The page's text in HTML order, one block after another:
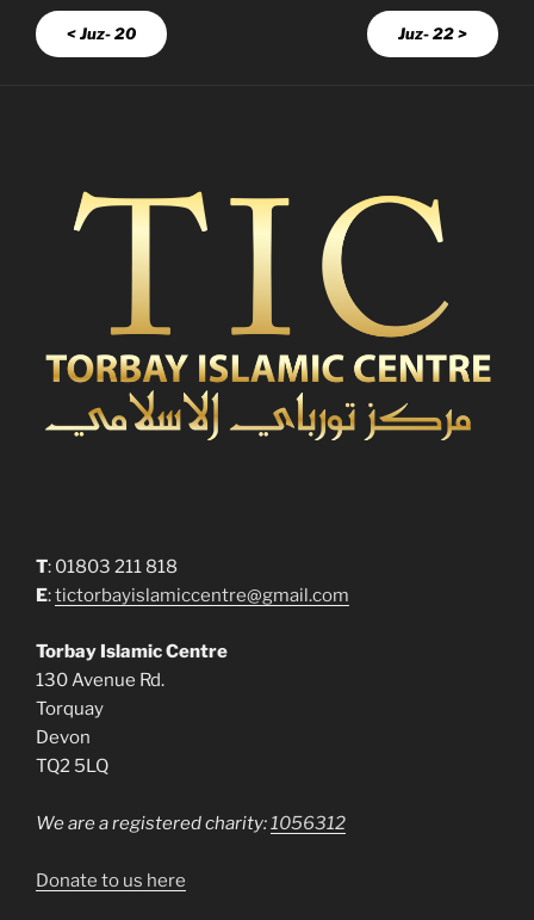
< Juz- 20 Juz- 22 >
T: 01803 211 818
E:tictorbayislamiccentre@gmail.com
Torbay Islamic Centre
130 Avenue Rd.
Torquay
Devon
TQ2 5LQ
We are a registered charity: 1056312
Donate to us here